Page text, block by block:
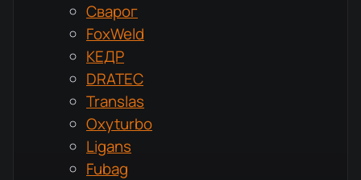
Сварог
FoxWeld
КЕДР
DRATEC
Translas
Oxyturbo
Ligans
Fubag